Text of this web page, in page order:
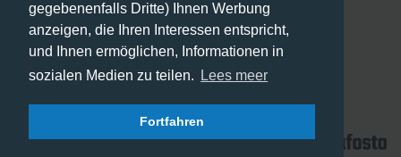
gegebenenfalls Dritte) Ihnen Werbung
anzeigen, die Ihren Interessen entspricht,
und Ihnen ermöglichen, Informationen in
sozialen Medien zu teilen.
Lees meer
Fortfahren
Versandmethoden
© 2026 - Phone City | DE.